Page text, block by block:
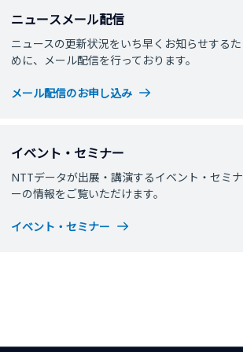
ニュースメール配信
ニュースの更新状況をいち早くお知らせするた
めに、メール配信を行っております。
メール配信のお申し込み
イベント・セミナー
NTTデータが出展・講演するイベント・セミナ
ーの情報をご覧いただけます。
イベント・セミナー